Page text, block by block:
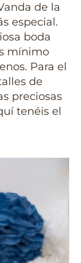
de la
especial.
boda
mínimo
Para el
de
preciosas
tenéis el